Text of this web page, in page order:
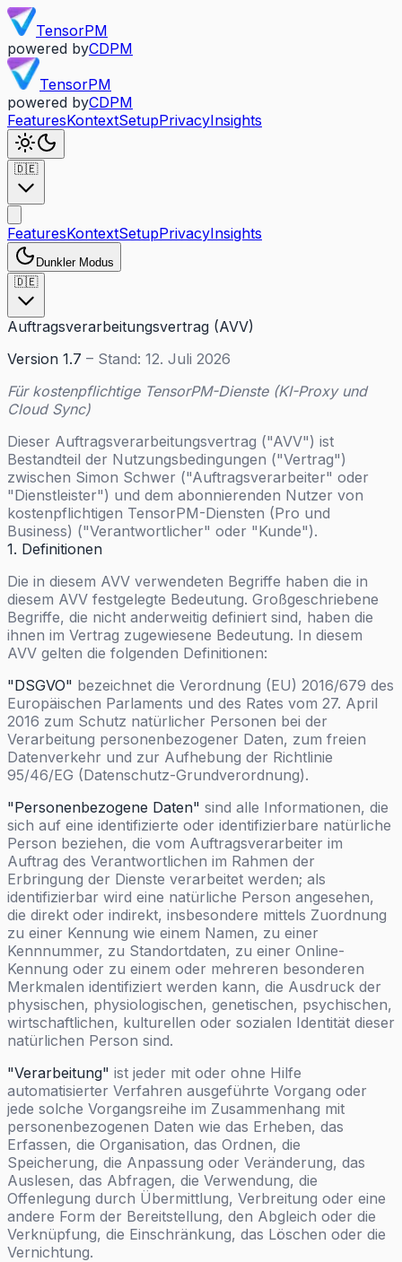
TensorPM
powered byCDPM
TensorPM
powered byCDPM
FeaturesKontextSetupPrivacyInsights
🇩🇪
FeaturesKontextSetupPrivacyInsights
Dunkler Modus
🇩🇪
Auftragsverarbeitungsvertrag (AVV)
Version 1.7 – Stand: 12. Juli 2026
Für kostenpflichtige TensorPM-Dienste (KI-Proxy und
Cloud Sync)
Dieser Auftragsverarbeitungsvertrag ("AVV") ist
Bestandteil der Nutzungsbedingungen ("Vertrag")
zwischen Simon Schwer ("Auftragsverarbeiter" oder
"Dienstleister") und dem abonnierenden Nutzer von
kostenpflichtigen TensorPM-Diensten (Pro und
Business) ("Verantwortlicher" oder "Kunde").
1. Definitionen
Die in diesem AVV verwendeten Begriffe haben die in
diesem AVV festgelegte Bedeutung. Großgeschriebene
Begriffe, die nicht anderweitig definiert sind, haben die
ihnen im Vertrag zugewiesene Bedeutung. In diesem
AVV gelten die folgenden Definitionen:
"DSGVO" bezeichnet die Verordnung (EU) 2016/679 des
Europäischen Parlaments und des Rates vom 27. April
2016 zum Schutz natürlicher Personen bei der
Verarbeitung personenbezogener Daten, zum freien
Datenverkehr und zur Aufhebung der Richtlinie
95/46/EG (Datenschutz-Grundverordnung).
"Personenbezogene Daten" sind alle Informationen, die
sich auf eine identifizierte oder identifizierbare natürliche
Person beziehen, die vom Auftragsverarbeiter im
Auftrag des Verantwortlichen im Rahmen der
Erbringung der Dienste verarbeitet werden; als
identifizierbar wird eine natürliche Person angesehen,
die direkt oder indirekt, insbesondere mittels Zuordnung
zu einer Kennung wie einem Namen, zu einer
Kennnummer, zu Standortdaten, zu einer Online-
Kennung oder zu einem oder mehreren besonderen
Merkmalen identifiziert werden kann, die Ausdruck der
physischen, physiologischen, genetischen, psychischen,
wirtschaftlichen, kulturellen oder sozialen Identität dieser
natürlichen Person sind.
"Verarbeitung" ist jeder mit oder ohne Hilfe
automatisierter Verfahren ausgeführte Vorgang oder
jede solche Vorgangsreihe im Zusammenhang mit
personenbezogenen Daten wie das Erheben, das
Erfassen, die Organisation, das Ordnen, die
Speicherung, die Anpassung oder Veränderung, das
Auslesen, das Abfragen, die Verwendung, die
Offenlegung durch Übermittlung, Verbreitung oder eine
andere Form der Bereitstellung, den Abgleich oder die
Verknüpfung, die Einschränkung, das Löschen oder die
Vernichtung.